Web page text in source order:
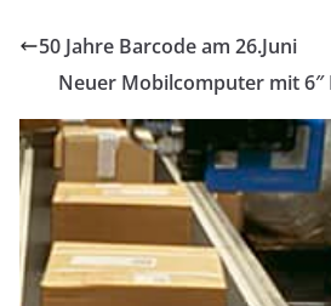
50 Jahre Barcode am 26.Juni
Neuer Mobilcomputer mit 6″